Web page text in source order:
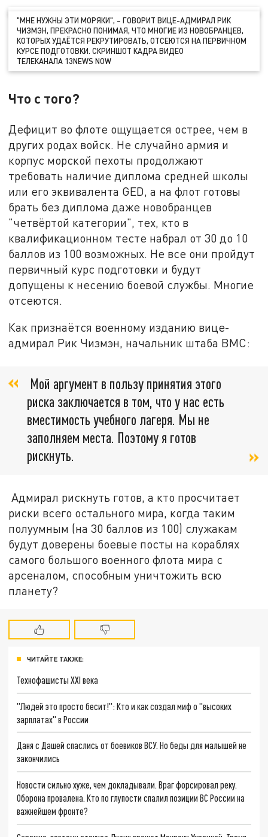
"МНЕ НУЖНЫ ЭТИ МОРЯКИ", – ГОВОРИТ ВИЦЕ-АДМИРАЛ РИК
ЧИЗМЭН, ПРЕКРАСНО ПОНИМАЯ, ЧТО МНОГИЕ ИЗ НОВОБРАНЦЕВ,
КОТОРЫХ УДАЁТСЯ РЕКРУТИРОВАТЬ, ОТСЕЮТСЯ НА ПЕРВИЧНОМ
КУРСЕ ПОДГОТОВКИ. СКРИНШОТ КАДРА ВИДЕО
ТЕЛЕКАНАЛА 13NEWS NOW
Что с того?
Дефицит во флоте ощущается острее, чем в
других родах войск. Не случайно армия и
корпус морской пехоты продолжают
требовать наличие диплома средней школы
или его эквивалента GED, а на флот готовы
брать без диплома даже новобранцев
"четвёртой категории", тех, кто в
квалификационном тесте набрал от 30 до 10
баллов из 100 возможных. Не все они пройдут
первичный курс подготовки и будут
допущены к несению боевой службы. Многие
отсеются.
Как признаётся военному изданию вице-
адмирал Рик Чизмэн, начальник штаба ВМС:
Мой аргумент в пользу принятия этого
риска заключается в том, что у нас есть
вместимость учебного лагеря. Мы не
заполняем места. Поэтому я готов
рискнуть.
Адмирал рискнуть готов, а кто просчитает
риски всего остального мира, когда таким
полуумным (на 30 баллов из 100) служакам
будут доверены боевые посты на кораблях
самого большого военного флота мира с
арсеналом, способным уничтожить всю
планету?
ЧИТАЙТЕ ТАКЖЕ:
Технофашисты XXI века
"Людей это просто бесит!": Кто и как создал миф о "высоких
зарплатах" в России
Даня с Дашей спаслись от боевиков ВСУ. Но беды для малышей не
закончились
Новости сильно хуже, чем докладывали. Враг форсировал реку.
Оборона провалена. Кто по глупости спалил позиции ВС России на
важнейшем фронте?